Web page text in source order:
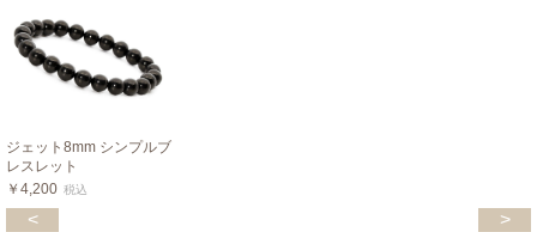
ジェット8mm シンプルブ
レスレット
￥4,200 税込
< >